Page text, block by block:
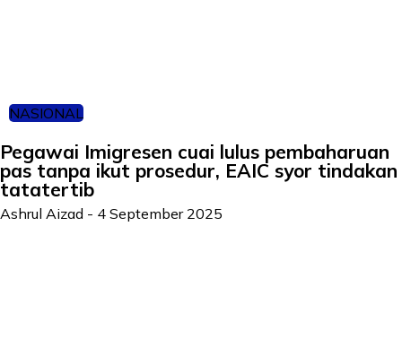
NASIONAL
Pegawai Imigresen cuai lulus pembaharuan
pas tanpa ikut prosedur, EAIC syor tindakan
tatatertib
Ashrul Aizad - 4 September 2025